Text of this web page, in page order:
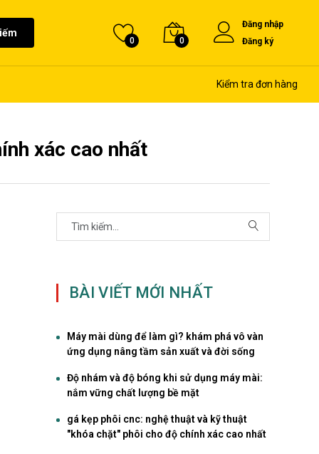
0 0
Đăng nhập
Đăng ký
Kiểm tra đơn hàng
xác cao nhất
BÀI VIẾT MỚI NHẤT
Máy mài dùng để làm gì? khám phá vô vàn
ứng dụng nâng tầm sản xuất và đời sống
Độ nhám và độ bóng khi sử dụng máy mài:
nắm vững chất lượng bề mặt
gá kẹp phôi cnc: nghệ thuật và kỹ thuật
"khóa chặt" phôi cho độ chính xác cao nhất